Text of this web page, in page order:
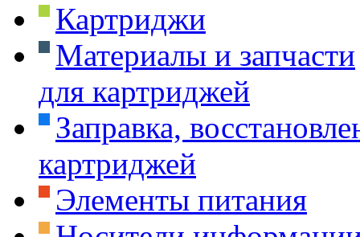
Картриджи
Материалы и запчасти
для картриджей
Заправка,
картриджей
Элементы питания